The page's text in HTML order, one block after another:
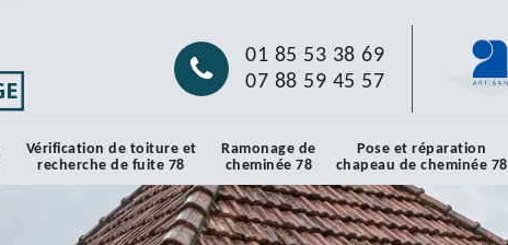
01 85 53 38 69
07 88 59 45 57
Vérification de toiture et
recherche de fuite 78
Ramonage de
cheminée 78
Pose et réparation
chapeau de cheminée 78